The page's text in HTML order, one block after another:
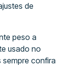
de
peso a
usado no
sempre confira